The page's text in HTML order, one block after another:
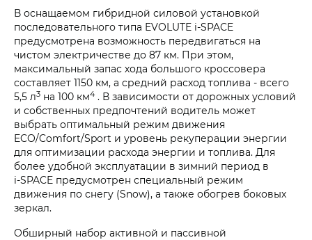
В оснащаемом гибридной силовой установкой
последовательного типа EVOLUTE i‑SPACE
предусмотрена возможность передвигаться на
чистом электричестве до 87 км. При этом,
максимальный запас хода большого кроссовера
составляет 1150 км, а средний расход топлива - всего
5,5 л3 на 100 км4 . В зависимости от дорожных условий
и собственных предпочтений водитель может
выбрать оптимальный режим движения
ECO/Comfort/Sport и уровень рекуперации энергии
для оптимизации расхода энергии и топлива. Для
более удобной эксплуатации в зимний период в
i‑SPACE предусмотрен специальный режим
движения по снегу (Snow), а также обогрев боковых
зеркал.
Обширный набор активной и пассивной